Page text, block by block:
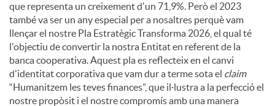
que representa un creixement d'un 71,9%. Però el 2023
també va ser un any especial per a nosaltres perquè vam
llençar el nostre Pla Estratègic Transforma 2026, el qual té
l'objectiu de convertir la nostra Entitat en referent de la
banca cooperativa. Aquest pla es reflecteix en el canvi
d'identitat corporativa que vam dur a terme sota el claim
“Humanitzem les teves finances”, que il·lustra a la perfecció el
nostre propòsit i el nostre compromís amb una manera